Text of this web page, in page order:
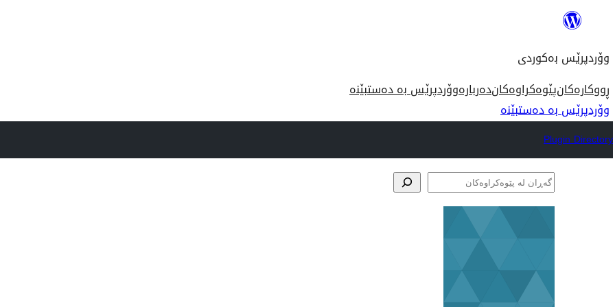
ناوەڕۆک
وۆردپرێس بەکوردی
ڕووکارەکانپێوەکراوەکاندەربارەوۆردپرێس بە دەستبێنە
وۆردپرێس بە دەستبێنە
Plugin Directory
گەڕان
لە